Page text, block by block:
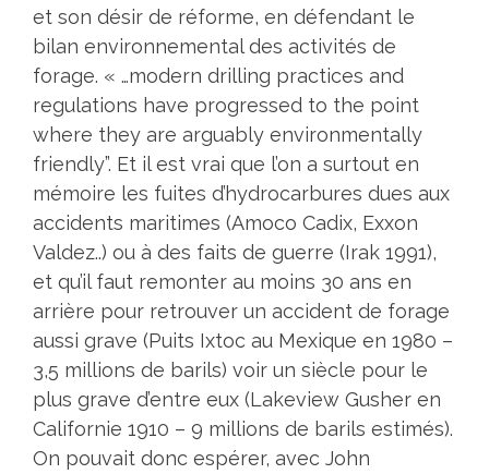
et son désir de réforme, en défendant le
bilan environnemental des activités de
forage. « …modern drilling practices and
regulations have progressed to the point
where they are arguably environmentally
friendly”. Et il est vrai que l’on a surtout en
mémoire les fuites d’hydrocarbures dues aux
accidents maritimes (Amoco Cadix, Exxon
Valdez..) ou à des faits de guerre (Irak 1991),
et qu’il faut remonter au moins 30 ans en
arrière pour retrouver un accident de forage
aussi grave (Puits Ixtoc au Mexique en 1980 –
3,5 millions de barils) voir un siècle pour le
plus grave d’entre eux (Lakeview Gusher en
Californie 1910 – 9 millions de barils estimés).
On pouvait donc espérer, avec John